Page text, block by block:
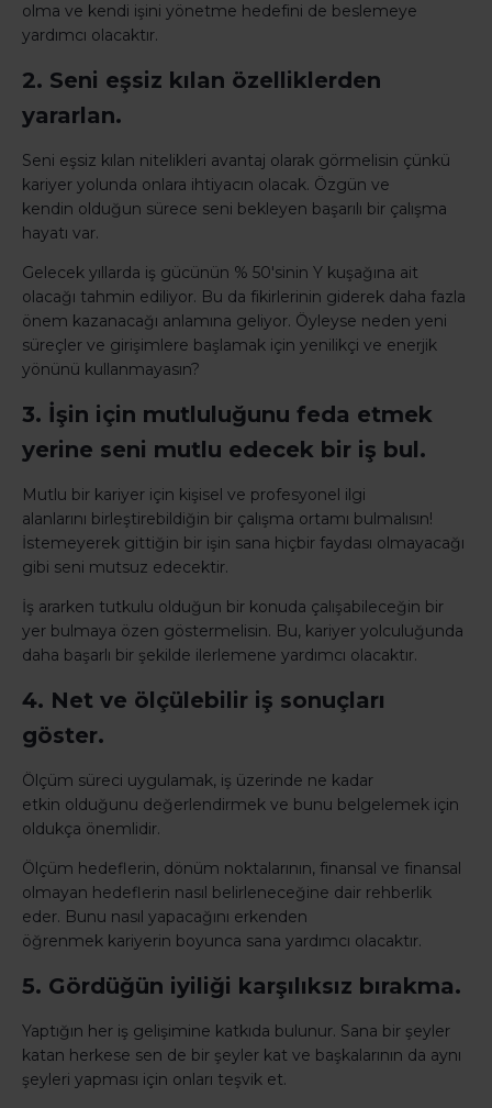
olma ve kendi işini yönetme hedefini de beslemeye
yardımcı olacaktır.
2. Seni eşsiz kılan özelliklerden
yararlan.
Seni eşsiz kılan nitelikleri avantaj olarak görmelisin çünkü
kariyer yolunda onlara ihtiyacın olacak. Özgün ve
kendin olduğun sürece seni bekleyen başarılı bir çalışma
hayatı var.
Gelecek yıllarda iş gücünün % 50'sinin Y kuşağına ait
olacağı tahmin ediliyor. Bu da fikirlerinin giderek daha fazla
önem kazanacağı anlamına geliyor. Öyleyse neden yeni
süreçler ve girişimlere başlamak için yenilikçi ve enerjik
yönünü kullanmayasın?
3. İşin için mutluluğunu feda etmek
yerine seni mutlu edecek bir iş bul.
Mutlu bir kariyer için kişisel ve profesyonel ilgi
alanlarını birleştirebildiğin bir çalışma ortamı bulmalısın!
İstemeyerek gittiğin bir işin sana hiçbir faydası olmayacağı
gibi seni mutsuz edecektir.
İş ararken tutkulu olduğun bir konuda çalışabileceğin bir
yer bulmaya özen göstermelisin. Bu, kariyer yolculuğunda
daha başarlı bir şekilde ilerlemene yardımcı olacaktır.
4. Net ve ölçülebilir iş sonuçları
göster.
Ölçüm süreci uygulamak, iş üzerinde ne kadar
etkin olduğunu değerlendirmek ve bunu belgelemek için
oldukça önemlidir.
Ölçüm hedeflerin, dönüm noktalarının, finansal ve finansal
olmayan hedeflerin nasıl belirleneceğine dair rehberlik
eder. Bunu nasıl yapacağını erkenden
öğrenmek kariyerin boyunca sana yardımcı olacaktır.
5. Gördüğün iyiliği karşılıksız bırakma.
Yaptığın her iş gelişimine katkıda bulunur. Sana bir şeyler
katan herkese sen de bir şeyler kat ve başkalarının da aynı
şeyleri yapması için onları teşvik et.